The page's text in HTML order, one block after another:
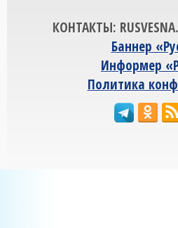
КОНТАКТЫ:
Баннер
Информер
Политика